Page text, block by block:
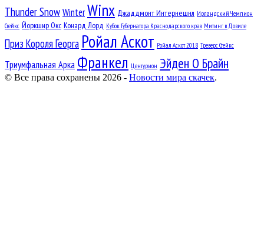
Thunder SnowWinterWinx Джаддмонт Интернешнл Ирландский Чемпион
Стейкс Йоркшир Окс Конард Лорд Кубок Губернатора Краснодарского края Митинг в Довиле
Приз Короля Георга Ройал Аскот Ройал Аскот 2018 Треверс Стейкс
Триумфальная Арка Франкел Центурион Эйден О Брайн
© Все права сохранены 2026 - Новости мира скачек.